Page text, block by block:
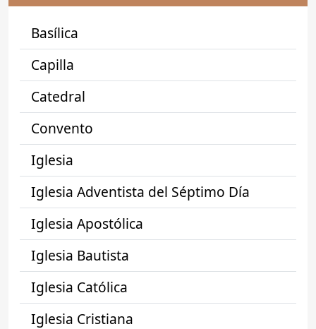
Basílica
Capilla
Catedral
Convento
Iglesia
Iglesia Adventista del Séptimo Día
Iglesia Apostólica
Iglesia Bautista
Iglesia Católica
Iglesia Cristiana